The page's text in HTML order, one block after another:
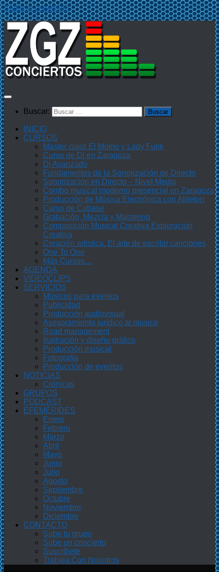
Saltar al contenido
Buscar:
INICIO
CURSOS
Master class El Momo y Lady Funk
Curso de Dj en Zaragoza
Dj Avanzado
Fundamentos de la Sonorización de Directo
Sonorización en Directo – Nivel Medio
Combo musical moderno presencial en Zaragoza
Producción de Música Electrónica con Ableton
Curso de Cubase
Grabación, Mezcla y Mastering
Composición Musical Creativa Exploración
Creativa
Creación artística. El arte de escribir canciones
One To One
Más Cursos…
AGENDA
VIDEOCLIPS
SERVICIOS
Músicos para eventos
Publicidad
Producción audiovisual
Asesoramiento jurídico al músico
Road management
Ilustración y diseño gráfico
Producción musical
Fotografía
Producción de eventos
NOTICIAS
Crónicas
GRUPOS
PODCAST
EFEMÉRIDES
Enero
Febrero
Marzo
Abril
Mayo
Junio
Julio
Agosto
Septiembre
Octubre
Noviembre
Diciembre
CONTACTO
Sube tu grupo
Sube un concierto
Suscríbete
Trabaja Con Nosotros